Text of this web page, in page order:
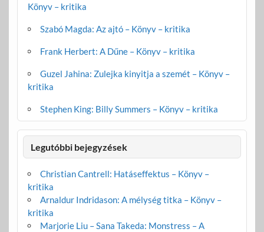
Könyv – kritika
Szabó Magda: Az ajtó – Könyv – kritika
Frank Herbert: A Dűne – Könyv – kritika
Guzel Jahina: Zulejka kinyitja a szemét – Könyv –
kritika
Stephen King: Billy Summers – Könyv – kritika
Legutóbbi bejegyzések
Christian Cantrell: Hatáseffektus – Könyv –
kritika
Arnaldur Indridason: A mélység titka – Könyv –
kritika
Marjorie Liu – Sana Takeda: Monstress – A